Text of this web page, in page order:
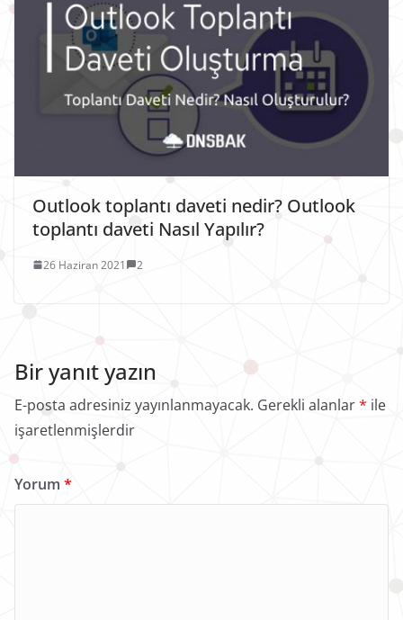
Outlook toplantı daveti nedir? Outlook
toplantı daveti Nasıl Yapılır?
26 Haziran 2021 2
Bir yanıt yazın
E-posta adresiniz yayınlanmayacak. Gerekli alanlar* ile
işaretlenmişlerdir
Yorum *